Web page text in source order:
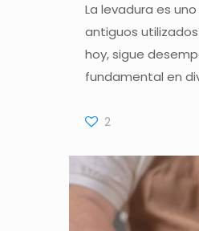
La levadura es
antiguos
hoy, sigue
fundamental en
2